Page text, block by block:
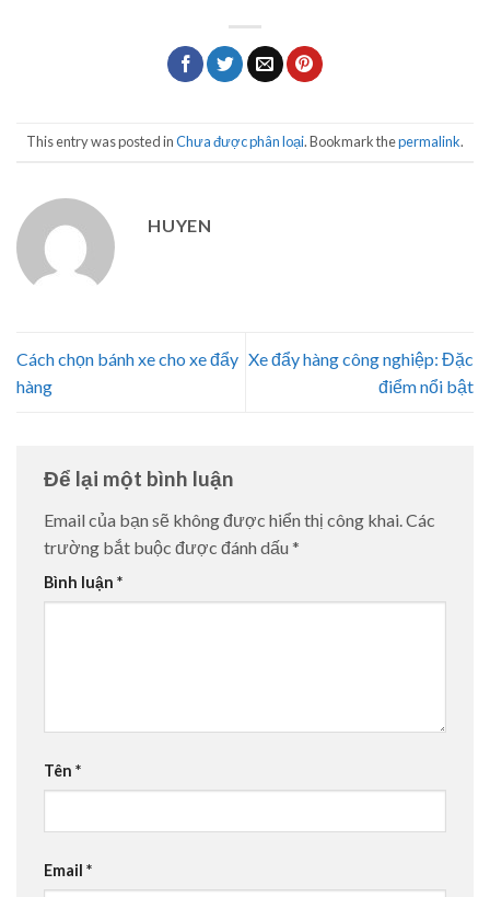
This entry was posted inChưa được phân loại. Bookmark thepermalink.
HUYEN
Cách chọn bánh xe cho xe đẩy
hàng
Xe đẩy hàng công nghiệp: Đặc
điểm nổi bật
Để lại một bình luận
Email của bạn sẽ không được hiển thị công khai.Các
trường bắt buộc được đánh dấu *
Bình luận *
Tên *
Email *